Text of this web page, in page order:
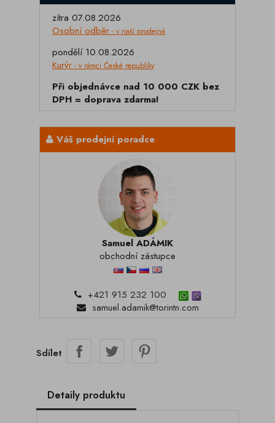
zítra 07.08.2026
Osobní odběr - v naší prodejně
pondělí 10.08.2026
Kurýr - v rámci České republiky
Při objednávce nad 10 000 CZK bez
DPH = doprava zdarma!
Váš prodejní poradce
Samuel ADÁMIK
obchodní zástupce
+421 915 232 100
samuel.adamik@torintn.com
Sdílet
Detaily produktu